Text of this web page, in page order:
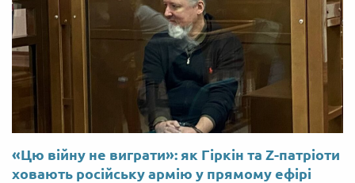
«Цю війну не виграти»: як Гіркін та Z-патріоти
ховають російську армію у прямому ефірі